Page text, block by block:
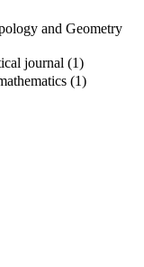
and Geometry
journal (1)
(1)